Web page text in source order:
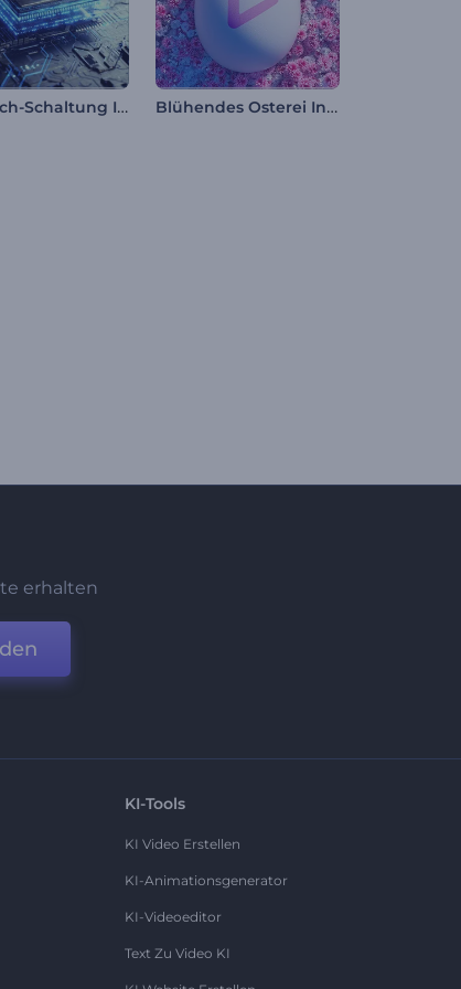
Hightech-Schaltung Intro Blühendes Osterei Intro
erhalten
KI-Tools
KI Video Erstellen
KI-Animationsgenerator
KI-Videoeditor
Text Zu Video KI